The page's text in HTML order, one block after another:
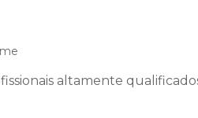
altamente